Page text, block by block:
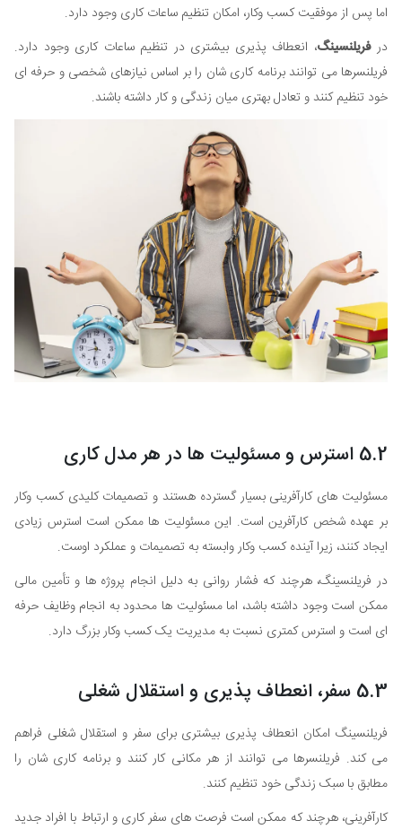
اما پس از موفقیت کسب وکار، امکان تنظیم ساعات کاری وجود دارد.
درفریلنسینگ، انعطاف پذیری بیشتری در تنظیم ساعات کاری وجود دارد.
فریلنسرها می توانند برنامه کاری شان را بر اساس نیازهای شخصی و حرفه ای
خود تنظیم کنند و تعادل بهتری میان زندگی و کار داشته باشند.
5.2 استرس و مسئولیت ها در هر مدل کاری
مسئولیت های کارآفرینی بسیار گسترده هستند و تصمیمات کلیدی کسب وکار
بر عهده شخص کارآفرین است. این مسئولیت ها ممکن است استرس زیادی
ایجاد کنند، زیرا آینده کسب وکار وابسته به تصمیمات و عملکرد اوست.
در فریلنسینگ، هرچند که فشار روانی به دلیل انجام پروژه ها و تأمین مالی
ممکن است وجود داشته باشد، اما مسئولیت ها محدود به انجام وظایف حرفه
ای است و استرس کمتری نسبت به مدیریت یک کسب وکار بزرگ دارد.
5.3 سفر، انعطاف پذیری و استقلال شغلی
فریلنسینگ امکان انعطاف پذیری بیشتری برای سفر و استقلال شغلی فراهم
می کند. فریلنسرها می توانند از هر مکانی کار کنند و برنامه کاری شان را
مطابق با سبک زندگی خود تنظیم کنند.
کارآفرینی، هرچند که ممکن است فرصت های سفر کاری و ارتباط با افراد جدید